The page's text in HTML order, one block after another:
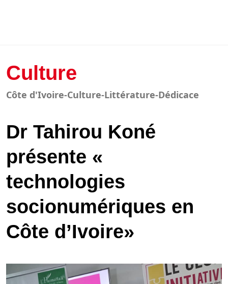
Culture
Côte d'Ivoire-Culture-Littérature-Dédicace
Dr Tahirou Koné
présente «
technologies
socionumériques en
Côte d’Ivoire»